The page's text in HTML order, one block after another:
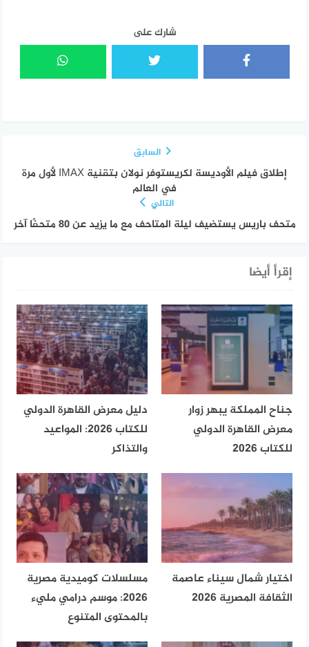
شارك على
السابق
إطلاق فيلم الأوديسة لكريستوفر نولان بتقنية IMAX لأول مرة
في العالم
التالي
متحف باريس يستضيف ليلة المتاحف مع ما يزيد عن 80 متحفًا آخر
إقرأ أيضا
جناح المملكة يبهر زوار
معرض القاهرة الدولي
للكتاب 2026
دليل معرض القاهرة الدولي
للكتاب 2026: المواعيد
والتذاكر
اختيار شمال سيناء عاصمة
الثقافة المصرية 2026
مسلسلات كوميدية مصرية
2026: موسم درامي مليء
بالمحتوى المتنوع